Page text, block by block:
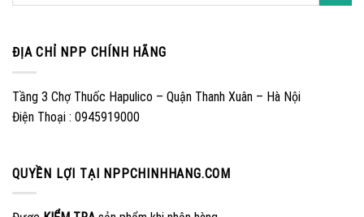
ĐỊA CHỈ NPP CHÍNH HÃNG
Tầng 3 Chợ Thuốc Hapulico – Quận Thanh Xuân – Hà Nội
Điện Thoại : 0945919000
QUYỀN LỢI TẠI NPPCHINHHANG.COM